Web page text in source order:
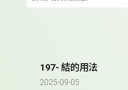
197- 結的用法
2025-09-05